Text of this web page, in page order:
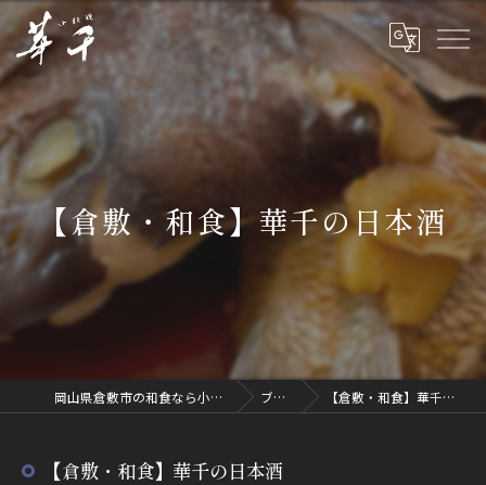
【倉敷・和食】華千の日本酒
岡山県倉敷市の和食なら小料理 華千 ブログ 【倉敷・和食】華千の日本酒
【倉敷・和食】華千の日本酒